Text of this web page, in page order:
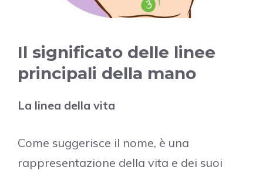
Il significato delle linee
principali della mano
La linea della vita
Come suggerisce il nome, è una
rappresentazione della vita e dei suoi